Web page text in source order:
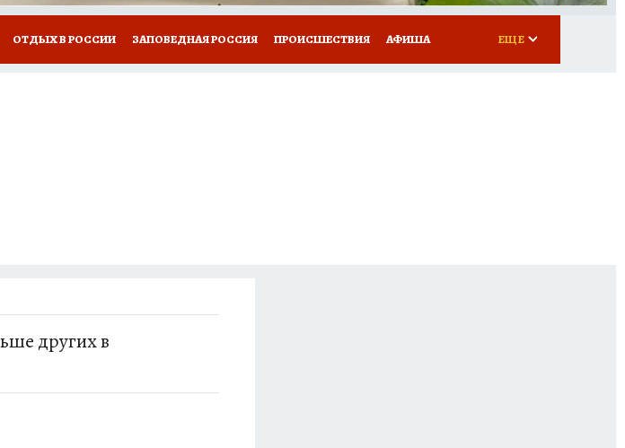
ОТДЫХ В РОССИИ ЗАПОВЕДНАЯ РОССИЯ ПРОИСШЕСТВИЯ АФИША ЕЩЕ
других в